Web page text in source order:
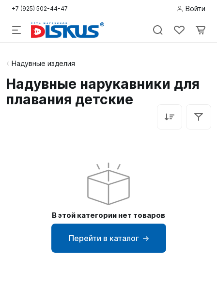
+7 (925) 502-44-47 Войти
Подводная
Дайвинг
Надувные изделия
Надувные нарукавники для
плавания детские
В этой категории нет товаров
Перейти в каталог